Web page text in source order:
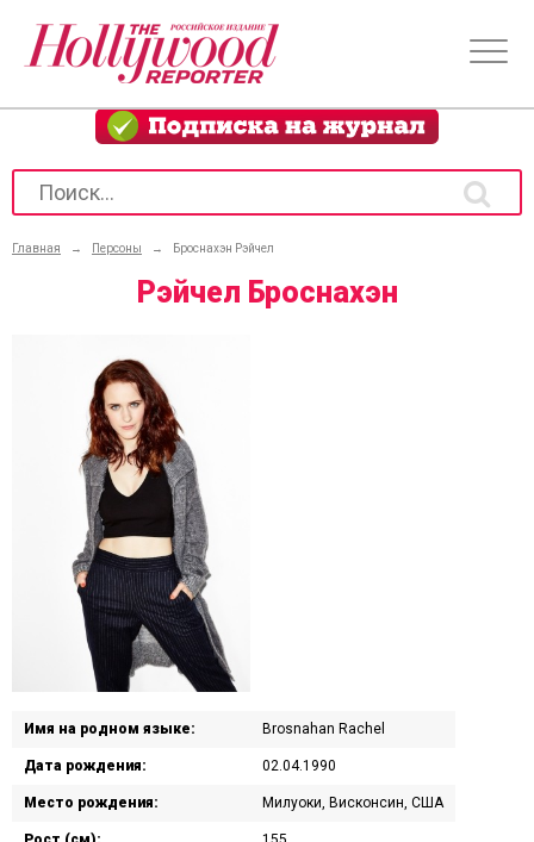
Главная → Персоны → Броснахэн Рэйчел
Рэйчел Броснахэн
Имя на родном языке: Brosnahan Rachel
Дата рождения: 02.04.1990
Место рождения: Милуоки, Висконсин, США